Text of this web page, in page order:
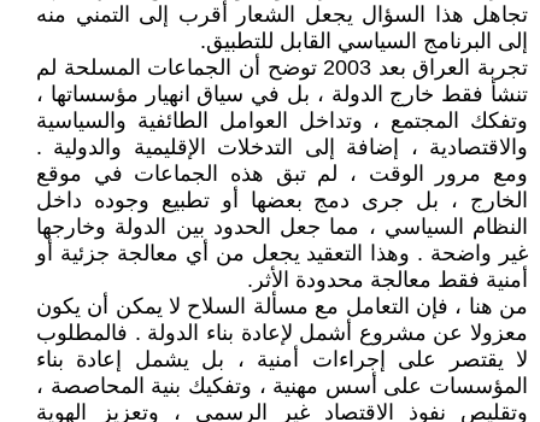
تجاهل هذا السؤال يجعل الشعار أقرب إلى التمني منه
إلى البرنامج السياسي القابل للتطبيق.
تجربة العراق بعد 2003 توضح أن الجماعات المسلحة لم
تنشأ فقط خارج الدولة ، بل في سياق انهيار مؤسساتها ،
وتفكك المجتمع ، وتداخل العوامل الطائفية والسياسية
والاقتصادية ، إضافة إلى التدخلات الإقليمية والدولية .
ومع مرور الوقت ، لم تبق هذه الجماعات في موقع
الخارج ، بل جرى دمج بعضها أو تطبيع وجوده داخل
النظام السياسي ، مما جعل الحدود بين الدولة وخارجها
غير واضحة . وهذا التعقيد يجعل من أي معالجة جزئية أو
أمنية فقط معالجة محدودة الأثر.
من هنا ، فإن التعامل مع مسألة السلاح لا يمكن أن يكون
معزولا عن مشروع أشمل لإعادة بناء الدولة . فالمطلوب
لا يقتصر على إجراءات أمنية ، بل يشمل إعادة بناء
المؤسسات على أسس مهنية ، وتفكيك بنية المحاصصة ،
وتقليص نفوذ الاقتصاد غير الرسمي ، وتعزيز الهوية